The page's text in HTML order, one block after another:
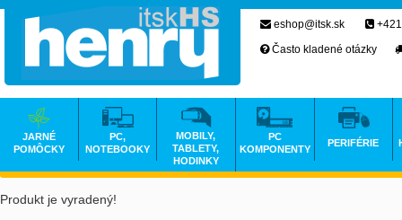
Produkt je vyradený!
eshop@itsk.sk
Často kladené otázky
JARNÉ
POMÔCKY
PC,
NOTEBOOKY
MOBILY,
TABLETY,
HODINKY
PC
KOMPONENTY
PERIFÉRIE